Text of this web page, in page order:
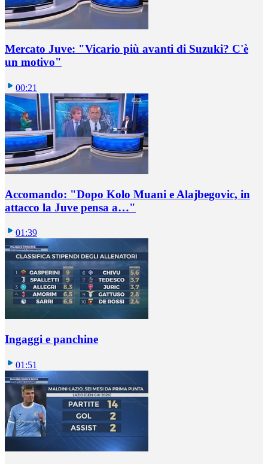
Mercato Juve: "Vicario più avanti di Suzuki? C'è
un motivo"
00:21
Accomando: "Dopo Kolo Muani e Alajbegovic, in
attacco la Juve pensa a…"
01:39
Ingaggi e panchine
01:51